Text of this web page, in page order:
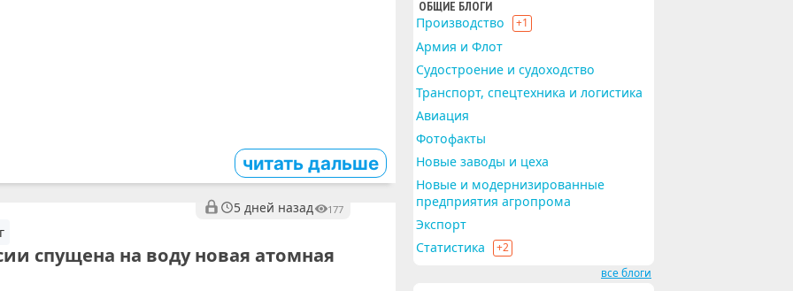
читать дальше
5 дней назад 177
спущена на воду новая атомная
ОБЩИЕ БЛОГИ
Производство +1
Армия и Флот
Судостроение и судоходство
Транспорт, спецтехника и логистика
Авиация
Фотофакты
Новые заводы и цеха
Новые и модернизированные
предприятия агропрома
Экспорт
Статистика
+2
все блоги